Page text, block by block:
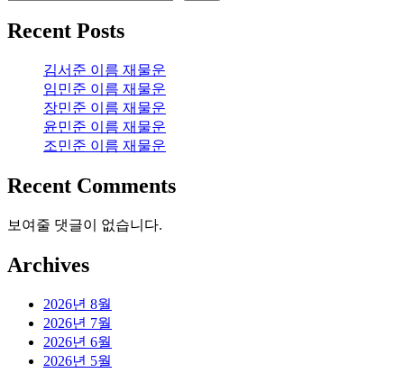
Recent Posts
김서준 이름 재물운
임민준 이름 재물운
장민준 이름 재물운
윤민준 이름 재물운
조민준 이름 재물운
Recent Comments
보여줄 댓글이 없습니다.
Archives
2026년 8월
2026년 7월
2026년 6월
2026년 5월